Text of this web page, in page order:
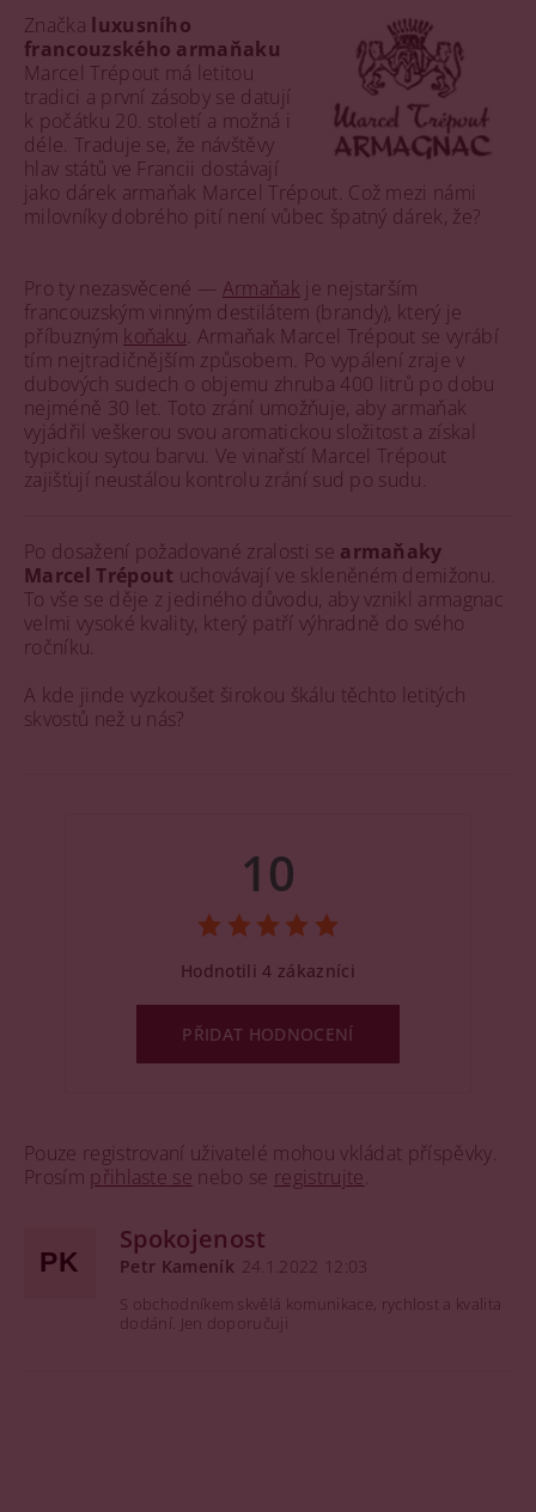
Značka luxusního
francouzského armaňaku
Marcel Trépout má letitou
tradici a první zásoby se datují
k počátku 20. století a možná i
déle. Traduje se, že návštěvy
hlav států ve Francii dostávají
jako dárek armaňak Marcel Trépout. Což mezi námi
milovníky dobrého pití není vůbec špatný dárek, že?
Pro ty nezasvěcené — Armaňak je nejstarším
francouzským vinným destilátem (brandy), který je
příbuzným koňaku . Armaňak Marcel Trépout se vyrábí
tím nejtradičnějším způsobem. Po vypálení zraje v
dubových sudech o objemu zhruba 400 litrů po dobu
nejméně 30 let. Toto zrání umožňuje, aby armaňak
vyjádřil veškerou svou aromatickou složitost a získal
typickou sytou barvu. Ve vinařstí Marcel Trépout
zajišťují neustálou kontrolu zrání sud po sudu.
Po dosažení požadované zralosti se armaňaky
Marcel Trépout uchovávají ve skleněném demižonu.
To vše se děje z jediného důvodu, aby vznikl armagnac
velmi vysoké kvality, který patří výhradně do svého
ročníku.
A kde jinde vyzkoušet širokou škálu těchto letitých
skvostů než u nás?
Pouze registrovaní uživatelé mohou vkládat příspěvky.
Prosím přihlaste se nebo se registrujte
PK
Spokojenost
Petr Kameník 24.1.2022 12:03
S obchodníkem skvělá komunikace, rychlost a kvalita
dodání. Jen doporučuji
10
Hodnotili 4 zákazníci
PŘIDAT HODNOCENÍ